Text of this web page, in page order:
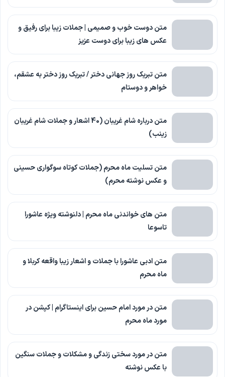
متن دوست خوب و صمیمی | جملات زیبا برای رفیق و
عکس های زیبا برای دوست عزیز
متن تبریک روز جهانی دختر / تبریک روز دختر به عشقم،
خواهر و دوستام
متن درباره شام غریبان (40 اشعار و جملات شام غریبان
زینب)
متن تسلیت ماه محرم (جملات کوتاه سوگواری حسینی
و عکس نوشته محرم)
متن های خواندنی ماه محرم | دلنوشته ویژه عاشورا
تاسوعا
متن ادبی عاشورا با جملات و اشعار زیبا واقعه کربلا و
ماه محرم
متن در مورد امام حسین برای اینستاگرام | کپشن در
مورد ماه محرم
متن در مورد سختی زندگی و مشکلات و جملات سنگین
با عکس نوشته